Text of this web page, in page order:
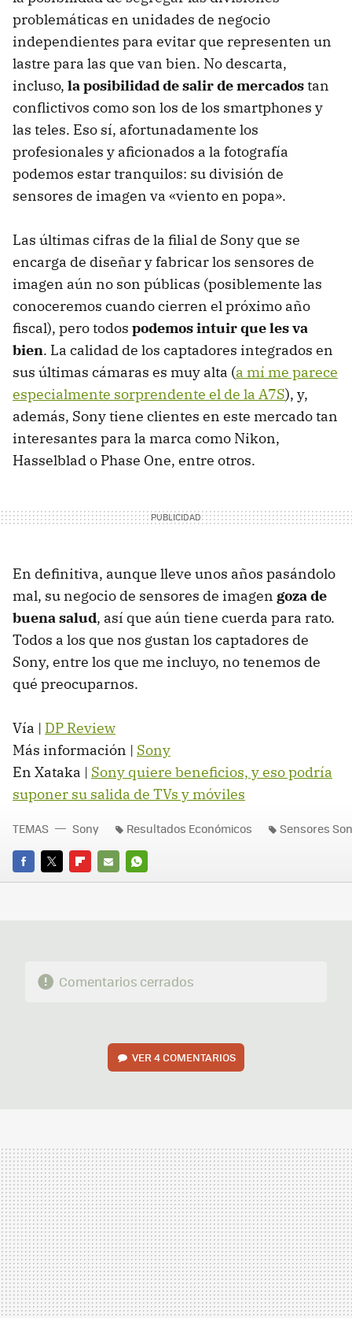
problemáticas en unidades de negocio
independientes para evitar que representen un
lastre para las que van bien. No descarta,
incluso, la posibilidad de salir de mercadostan
conflictivos como son los de los smartphones y
las teles. Eso sí, afortunadamente los
profesionales y aficionados a la fotografía
podemos estar tranquilos: su división de
sensores de imagen va «viento en popa».
Las últimas cifras de la filial de Sony que se
encarga de diseñar y fabricar los sensores de
imagen aún no son públicas (posiblemente las
conoceremos cuando cierren el próximo año
fiscal), pero todos podemos intuir que les va
bien. La calidad de los captadores integrados en
sus últimas cámaras es muy alta (a mí me parece
especialmente sorprendente el de la A7S), y,
además, Sony tiene clientes en este mercado tan
interesantes para la marca como Nikon,
Hasselblad o Phase One, entre otros.
En definitiva, aunque lleve unos años pasándolo
mal, su negocio de sensores de imagen goza de
buena salud, así que aún tiene cuerda para rato.
Todos a los que nos gustan los captadores de
Sony, entre los que me incluyo, no tenemos de
qué preocuparnos.
Vía | DP Review
Más información | Sony
En Xataka | Sony quiere beneficios, y eso podría
suponer su salida de TVs y móviles
FACEBOOK
TWITTERFLIPBOARD
E-
WHATSAPP
TEMAS Sony Resultados Económicos Sensores
Comentarios cerrados
VER4 COMENTARIOS